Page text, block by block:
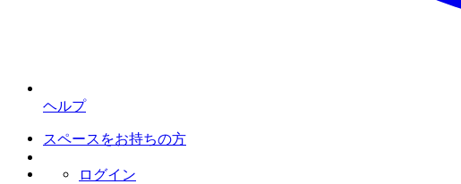
ヘルプ
スペースをお持ちの方
ログイン